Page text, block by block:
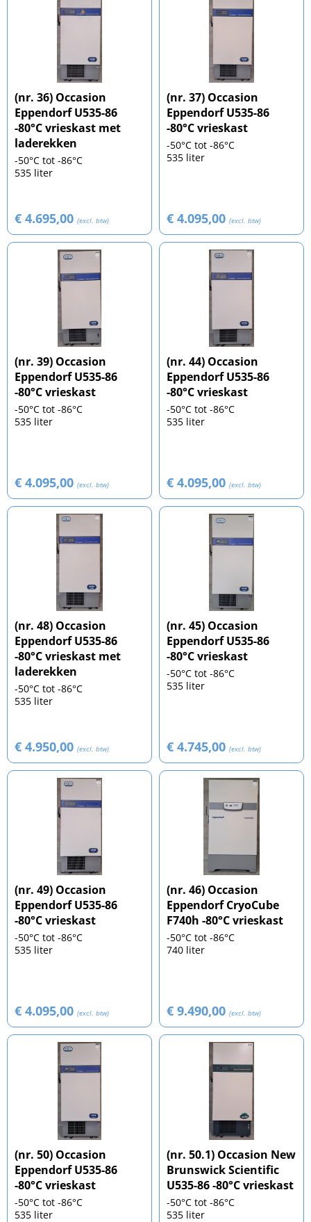
(nr. 36) Occasion
Eppendorf U535-86
-80°C vrieskast met
laderekken
-50°C tot -86°C
535 liter
€ 4.695,00 (excl. btw)
(nr. 37) Occasion
Eppendorf U535-86
-80°C vrieskast
-50°C tot -86°C
535 liter
€ 4.095,00 (excl. btw)
(nr. 39) Occasion
Eppendorf U535-86
-80°C vrieskast
-50°C tot -86°C
535 liter
€ 4.095,00 (excl. btw)
(nr. 44) Occasion
Eppendorf U535-86
-80°C vrieskast
-50°C tot -86°C
535 liter
€ 4.095,00 (excl. btw)
(nr. 48) Occasion
Eppendorf U535-86
-80°C vrieskast met
laderekken
-50°C tot -86°C
535 liter
€ 4.950,00 (excl. btw)
(nr. 45) Occasion
Eppendorf U535-86
-80°C vrieskast
-50°C tot -86°C
535 liter
€ 4.745,00 (excl. btw)
(nr. 49) Occasion
Eppendorf U535-86
-80°C vrieskast
-50°C tot -86°C
535 liter
€ 4.095,00 (excl. btw)
(nr. 46) Occasion
Eppendorf CryoCube
F740h -80°C vrieskast
-50°C tot -86°C
740 liter
€ 9.490,00 (excl. btw)
(nr. 50) Occasion
Eppendorf U535-86
-80°C vrieskast
-50°C tot -86°C
535 liter
(nr. 50.1) Occasion New
Brunswick Scientific
U535-86 -80°C vrieskast
-50°C tot -86°C
535 liter